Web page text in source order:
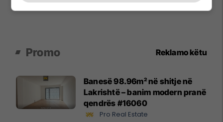
Promo Reklamo këtu
Banesë 98.96m² në shitje në
Lakrishtë – banim modern pranë
qendrës #16060
Pro Real Estate